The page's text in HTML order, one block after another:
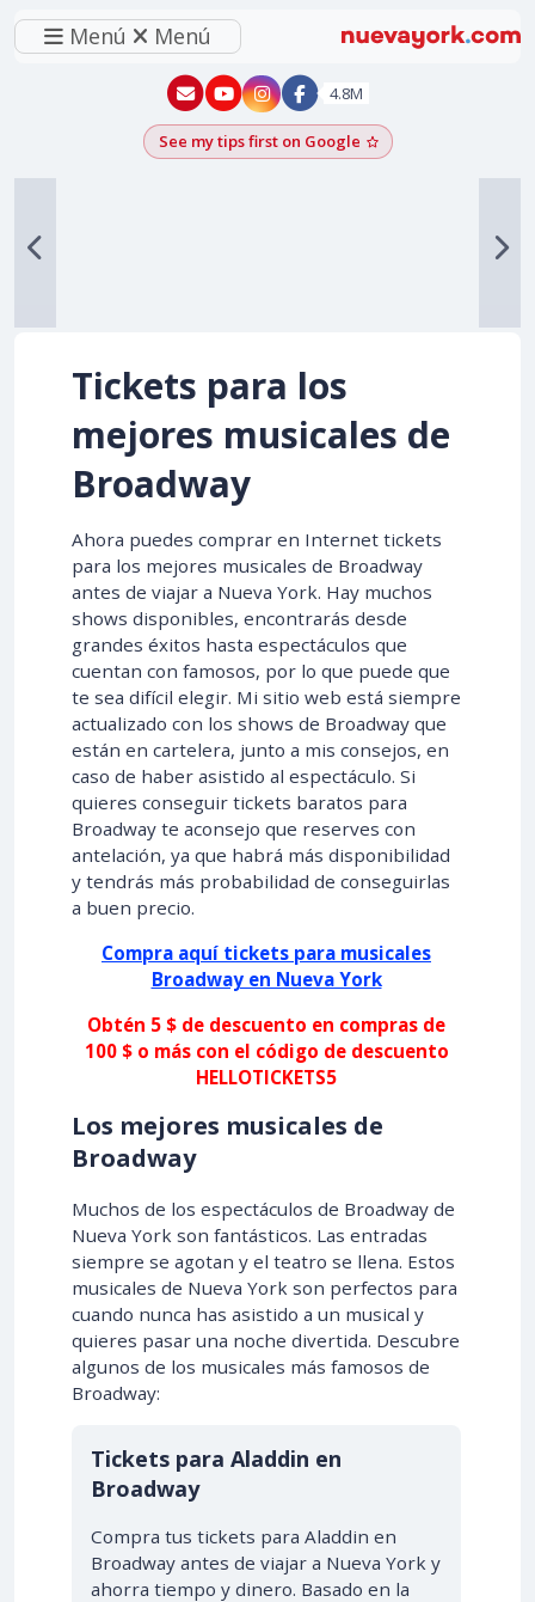
Menú Menú
New York - YouTube
New York - Instagram
4.8M
See my tips first on GoogleAdd as a Google
Tickets para los
mejores musicales de
Broadway
Ahora puedes comprar en Internet tickets
para los mejores musicales de Broadway
antes de viajar a Nueva York. Hay muchos
shows disponibles, encontrarás desde
grandes éxitos hasta espectáculos que
cuentan con famosos, por lo que puede que
te sea difícil elegir. Mi sitio web está siempre
actualizado con los shows de Broadway que
están en cartelera, junto a mis consejos, en
caso de haber asistido al espectáculo. Si
quieres conseguir tickets baratos para
Broadway te aconsejo que reserves con
antelación, ya que habrá más disponibilidad
y tendrás más probabilidad de conseguirlas
a buen precio.
Compra aquí tickets para musicales
Broadway en Nueva York
Obtén 5 $ de descuento en compras de
100 $ o más con el código de descuento
HELLOTICKETS5
Los mejores musicales de
Broadway
Muchos de los espectáculos de Broadway de
Nueva York son fantásticos. Las entradas
siempre se agotan y el teatro se llena. Estos
musicales de Nueva York son perfectos para
cuando nunca has asistido a un musical y
quieres pasar una noche divertida. Descubre
algunos de los musicales más famosos de
Broadway:
Tickets para Aladdin en
Broadway
Compra tus tickets para Aladdin en
Broadway antes de viajar a Nueva York y
ahorra tiempo y dinero. Basado en la